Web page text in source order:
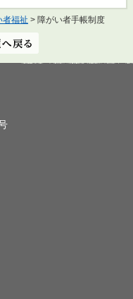
者福祉 > 障がい者手帳制度